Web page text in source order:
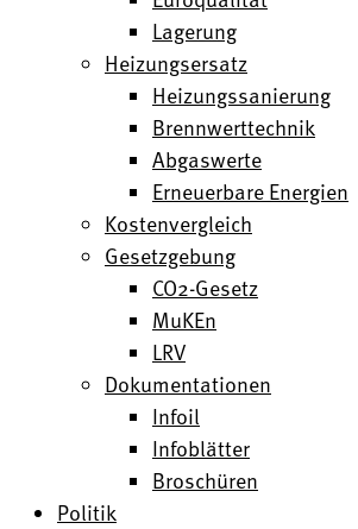
Lagerung
Heizungsersatz
Heizungssanierung
Brennwerttechnik
Abgaswerte
Erneuerbare Energien
Kostenvergleich
Gesetzgebung
CO2-Gesetz
MuKEn
LRV
Dokumentationen
Infoil
Infoblätter
Broschüren
Politik